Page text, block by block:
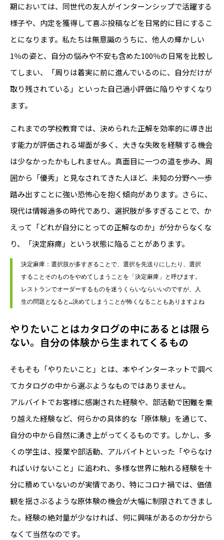
期においては、同世代の友人がインターンシップで活躍する
様子や、内定を獲得して喜ぶ投稿などを日常的に目にするこ
とになります。私たちは無意識のうちに、他人の輝かしい
1％の姿と、自分の悩みや不安も含めた100％の日常を比較し
てしまい、「周りは着実に前に進んでいるのに、自分だけが
取り残されている」といった自己過小評価に陥りやすくなり
ます。
これまでの学校教育では、決められた正解を効率的に導き出
す能力が評価される場面が多く、大きな失敗を経験する機会
は少なかったかもしれません。真面目に一つの道を歩み、周
囲から「優秀」と見なされてきた人ほど、未知の分野へ一歩
踏み出すことに強い恐怖心を抱く傾向があります。さらに、
現代は情報過多の時代であり、選択肢が多すぎることで、か
えって「どれが自分にとっての正解なのか」が分からなくな
り、「決定麻痺」という状態に陥ることがあります。
決定麻痺：選択肢が多すぎることで、選択を先送りにしたり、選択
することそのものをやめてしまうことを「決定麻痺」と呼びます。
レストランでオーダーするものを迷うくらいならいいのですが、人
生の問題となると…決めてしまうことが怖くなることもありますよね
やりたいことはカタログの中にあるとは限ら
ない。自分の体験から生まれてくるもの
そもそも「やりたいこと」とは、本やインターネットで調べ
てカタログの中から選ぶようなものではありません。
アルバイトでお客様に感謝された経験や、部活動で困難を乗
り越えた経験など、何らかの具体的な「原体験」を通じて、
自分の中から自然に湧き上がってくるものです。しかし、多
くの学生は、授業や部活動、アルバイトといった「やらなけ
ればいけないこと」に追われ、多様な世界に触れる経験を十
分に積めていないのが実情であり、特にコロナ禍では、価値
観を揺さぶるような原体験の機会が大幅に制限されてきまし
た。経験の絶対量が少なければ、何に興味があるのか分から
なくて当然なのです。